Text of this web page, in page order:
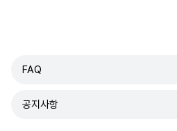
FAQ
공지사항